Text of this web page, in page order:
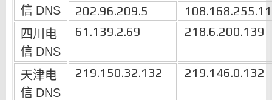
信 DNS
202.96.209.5
四川电
信 DNS
61.139.2.69 218.6.200.139
天津电
信 DNS
219.150.32.132 219.146.0.132